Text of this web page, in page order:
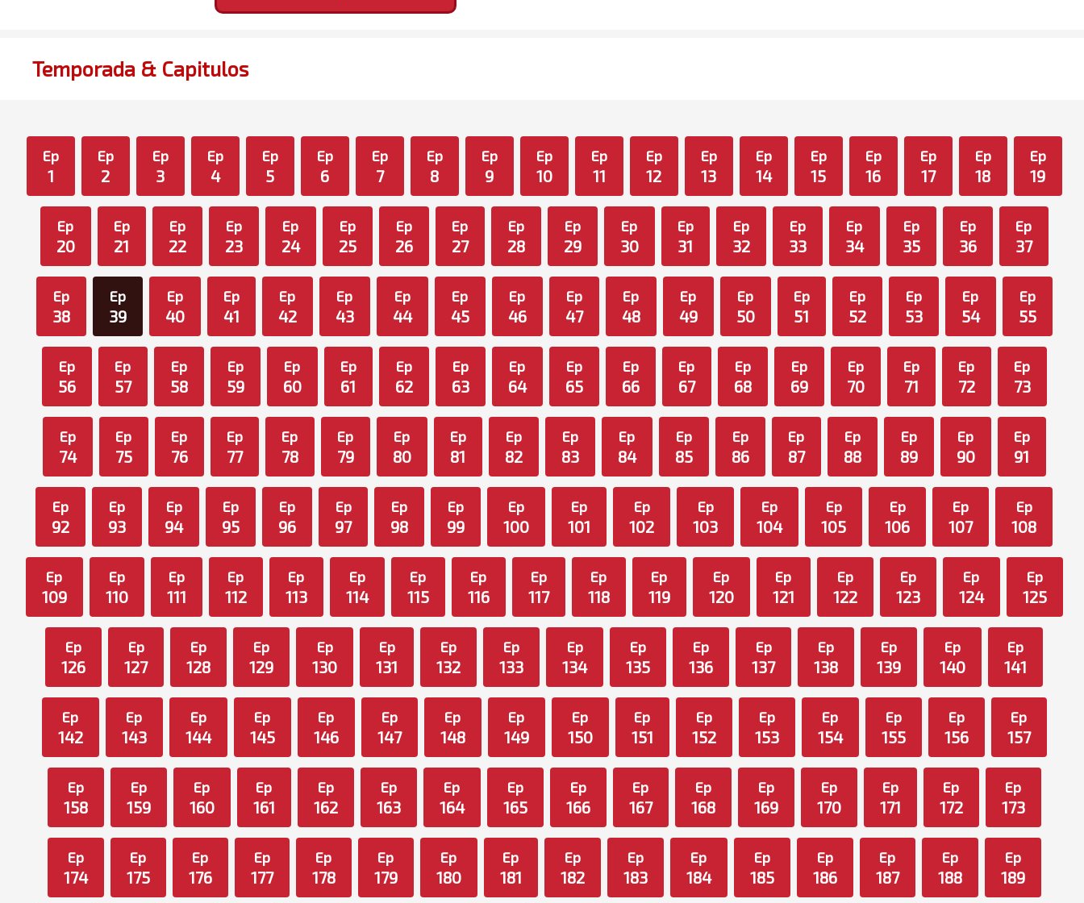
Temporada & Capitulos
Ep
1
Ep
2
Ep
3
Ep
4
Ep
5
Ep
6
Ep
7
Ep
8
Ep
9
Ep
10
Ep
11
Ep
12
Ep
13
Ep
14
Ep
15
Ep
16
Ep
17
Ep
18
Ep
19
Ep
20
Ep
21
Ep
22
Ep
23
Ep
24
Ep
25
Ep
26
Ep
27
Ep
28
Ep
29
Ep
30
Ep
31
Ep
32
Ep
33
Ep
34
Ep
35
Ep
36
Ep
37
Ep
38
Ep
39
Ep
40
Ep
41
Ep
42
Ep
43
Ep
44
Ep
45
Ep
46
Ep
47
Ep
48
Ep
49
Ep
50
Ep
51
Ep
52
Ep
53
Ep
54
Ep
55
Ep
56
Ep
57
Ep
58
Ep
59
Ep
60
Ep
61
Ep
62
Ep
63
Ep
64
Ep
65
Ep
66
Ep
67
Ep
68
Ep
69
Ep
70
Ep
71
Ep
72
Ep
73
Ep
74
Ep
75
Ep
76
Ep
77
Ep
78
Ep
79
Ep
80
Ep
81
Ep
82
Ep
83
Ep
84
Ep
85
Ep
86
Ep
87
Ep
88
Ep
89
Ep
90
Ep
91
Ep
92
Ep
93
Ep
94
Ep
95
Ep
96
Ep
97
Ep
98
Ep
99
Ep
100
Ep
101
Ep
102
Ep
103
Ep
104
Ep
105
Ep
106
Ep
107
Ep
108
Ep
109
Ep
110
Ep
111
Ep
112
Ep
113
Ep
114
Ep
115
Ep
116
Ep
117
Ep
118
Ep
119
Ep
120
Ep
121
Ep
122
Ep
123
Ep
124
Ep
125
Ep
126
Ep
127
Ep
128
Ep
129
Ep
130
Ep
131
Ep
132
Ep
133
Ep
134
Ep
135
Ep
136
Ep
137
Ep
138
Ep
139
Ep
140
Ep
141
Ep
142
Ep
143
Ep
144
Ep
145
Ep
146
Ep
147
Ep
148
Ep
149
Ep
150
Ep
151
Ep
152
Ep
153
Ep
154
Ep
155
Ep
156
Ep
157
Ep
158
Ep
159
Ep
160
Ep
161
Ep
162
Ep
163
Ep
164
Ep
165
Ep
166
Ep
167
Ep
168
Ep
169
Ep
170
Ep
171
Ep
172
Ep
173
Ep
174
Ep
175
Ep
176
Ep
177
Ep
178
Ep
179
Ep
180
Ep
181
Ep
182
Ep
183
Ep
184
Ep
185
Ep
186
Ep
187
Ep
188
Ep
189